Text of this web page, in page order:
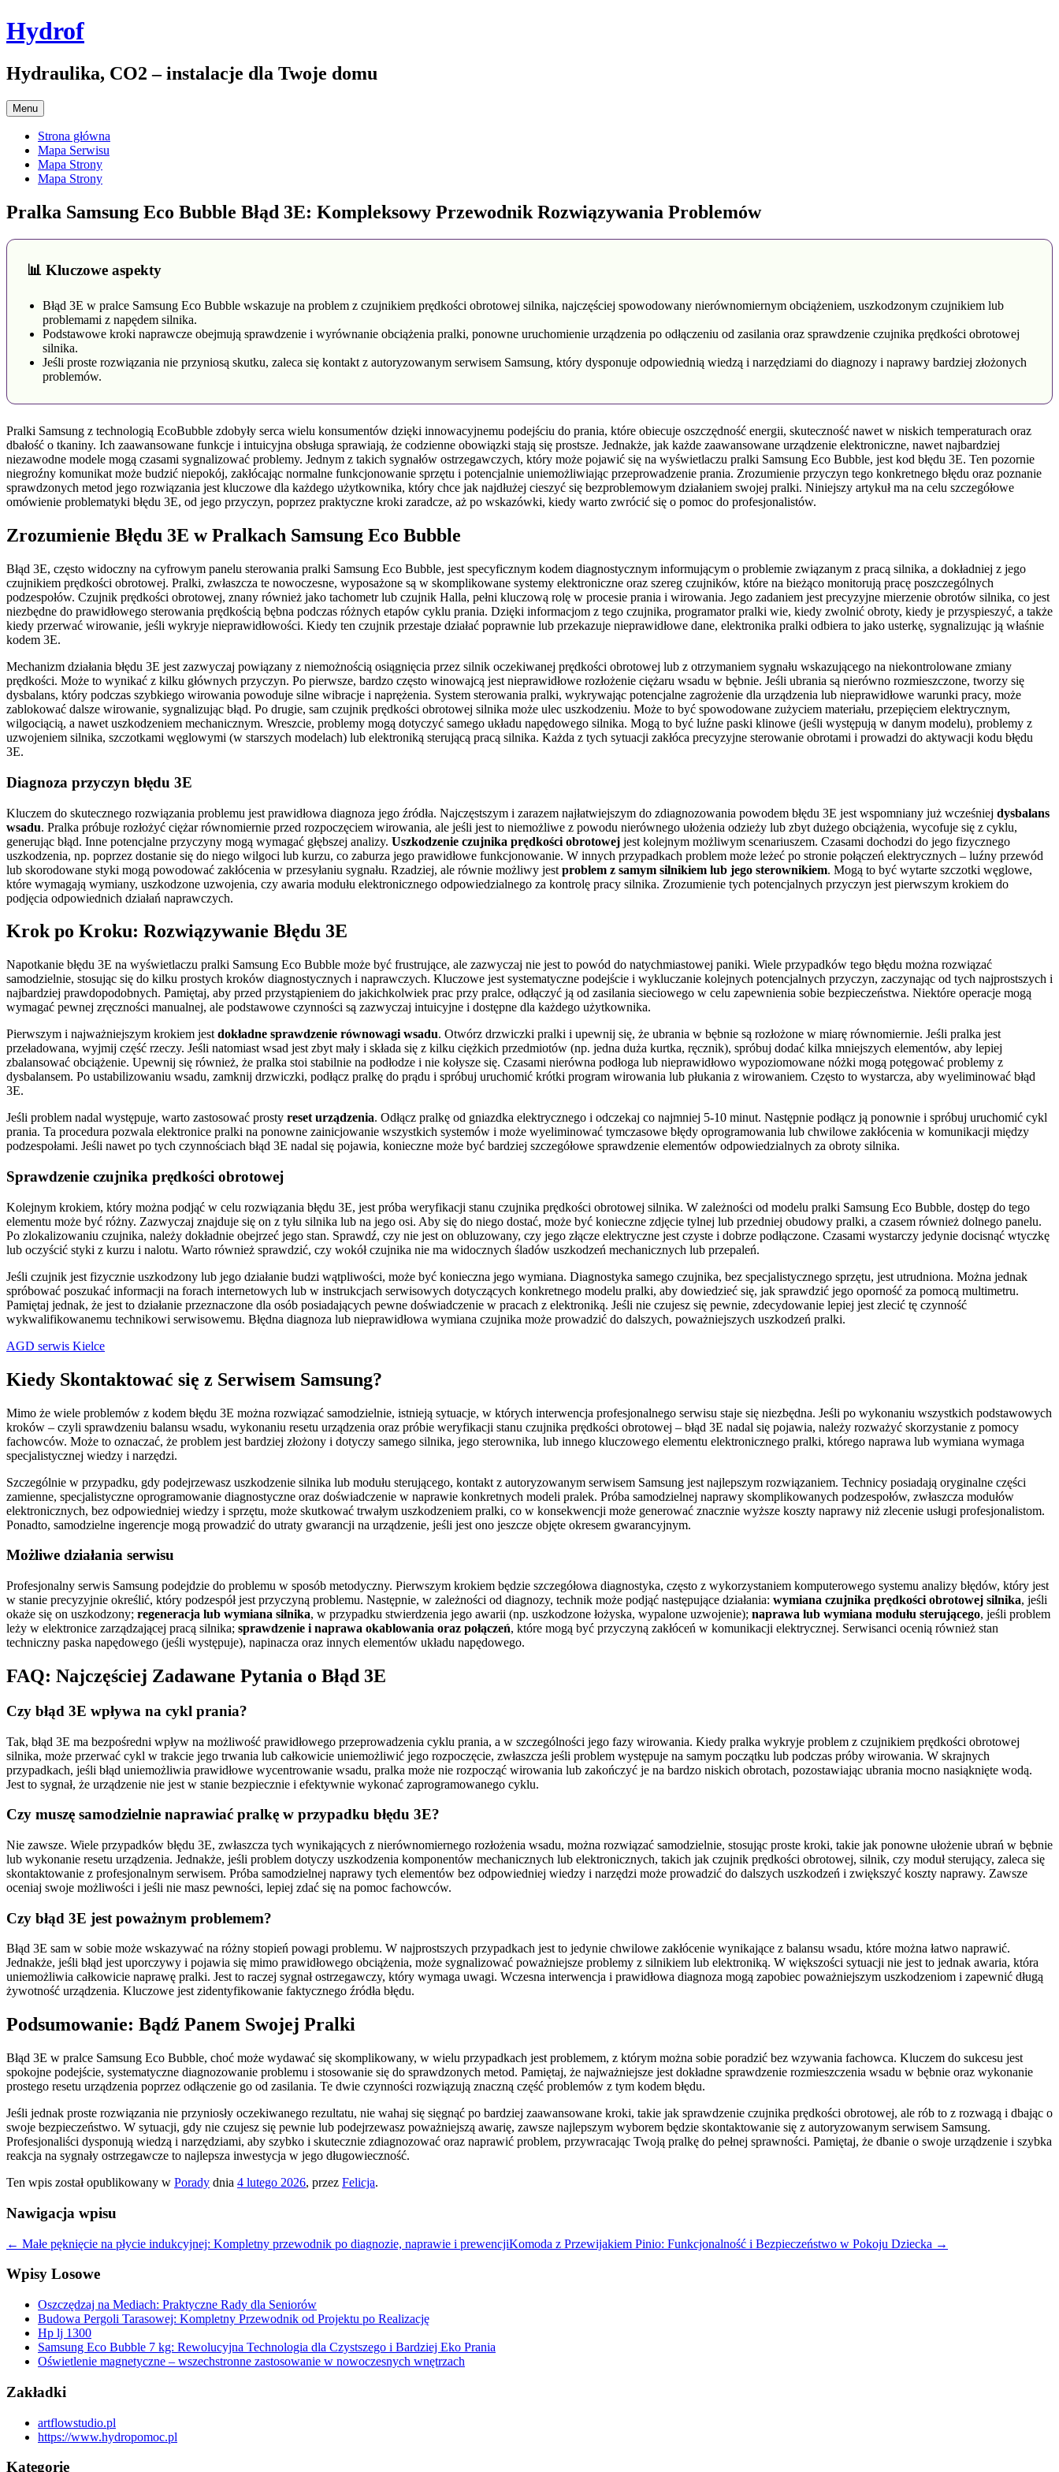
Przejdź
do
Hydrof
Hydraulika, CO2 – instalacje dla Twoje domu
Menu
Strona główna
Mapa Serwisu
Mapa Strony
Mapa Strony
Pralka Samsung Eco Bubble Błąd 3E: Kompleksowy Przewodnik Rozwiązywania Problemów
📊 Kluczowe aspekty
Błąd 3E w pralce Samsung Eco Bubble wskazuje na problem z czujnikiem prędkości obrotowej silnika, najczęściej spowodowany nierównomiernym obciążeniem, uszkodzonym czujnikiem lub
problemami z napędem silnika.
Podstawowe kroki naprawcze obejmują sprawdzenie i wyrównanie obciążenia pralki, ponowne uruchomienie urządzenia po odłączeniu od zasilania oraz sprawdzenie czujnika prędkości obrotowej
silnika.
Jeśli proste rozwiązania nie przyniosą skutku, zaleca się kontakt z autoryzowanym serwisem Samsung, który dysponuje odpowiednią wiedzą i narzędziami do diagnozy i naprawy bardziej złożonych
problemów.
Pralki Samsung z technologią EcoBubble zdobyły serca wielu konsumentów dzięki innowacyjnemu podejściu do prania, które obiecuje oszczędność energii, skuteczność nawet w niskich temperaturach oraz
dbałość o tkaniny. Ich zaawansowane funkcje i intuicyjna obsługa sprawiają, że codzienne obowiązki stają się prostsze. Jednakże, jak każde zaawansowane urządzenie elektroniczne, nawet najbardziej
niezawodne modele mogą czasami sygnalizować problemy. Jednym z takich sygnałów ostrzegawczych, który może pojawić się na wyświetlaczu pralki Samsung Eco Bubble, jest kod błędu 3E. Ten pozornie
niegroźny komunikat może budzić niepokój, zakłócając normalne funkcjonowanie sprzętu i potencjalnie uniemożliwiając przeprowadzenie prania. Zrozumienie przyczyn tego konkretnego błędu oraz poznanie
sprawdzonych metod jego rozwiązania jest kluczowe dla każdego użytkownika, który chce jak najdłużej cieszyć się bezproblemowym działaniem swojej pralki. Niniejszy artykuł ma na celu szczegółowe
omówienie problematyki błędu 3E, od jego przyczyn, poprzez praktyczne kroki zaradcze, aż po wskazówki, kiedy warto zwrócić się o pomoc do profesjonalistów.
Zrozumienie Błędu 3E w Pralkach Samsung Eco Bubble
Błąd 3E, często widoczny na cyfrowym panelu sterowania pralki Samsung Eco Bubble, jest specyficznym kodem diagnostycznym informującym o problemie związanym z pracą silnika, a dokładniej z jego
czujnikiem prędkości obrotowej. Pralki, zwłaszcza te nowoczesne, wyposażone są w skomplikowane systemy elektroniczne oraz szereg czujników, które na bieżąco monitorują pracę poszczególnych
podzespołów. Czujnik prędkości obrotowej, znany również jako tachometr lub czujnik Halla, pełni kluczową rolę w procesie prania i wirowania. Jego zadaniem jest precyzyjne mierzenie obrotów silnika, co jest
niezbędne do prawidłowego sterowania prędkością bębna podczas różnych etapów cyklu prania. Dzięki informacjom z tego czujnika, programator pralki wie, kiedy zwolnić obroty, kiedy je przyspieszyć, a także
kiedy przerwać wirowanie, jeśli wykryje nieprawidłowości. Kiedy ten czujnik przestaje działać poprawnie lub przekazuje nieprawidłowe dane, elektronika pralki odbiera to jako usterkę, sygnalizując ją właśnie
kodem 3E.
Mechanizm działania błędu 3E jest zazwyczaj powiązany z niemożnością osiągnięcia przez silnik oczekiwanej prędkości obrotowej lub z otrzymaniem sygnału wskazującego na niekontrolowane zmiany
prędkości. Może to wynikać z kilku głównych przyczyn. Po pierwsze, bardzo często winowajcą jest nieprawidłowe rozłożenie ciężaru wsadu w bębnie. Jeśli ubrania są nierówno rozmieszczone, tworzy się
dysbalans, który podczas szybkiego wirowania powoduje silne wibracje i naprężenia. System sterowania pralki, wykrywając potencjalne zagrożenie dla urządzenia lub nieprawidłowe warunki pracy, może
zablokować dalsze wirowanie, sygnalizując błąd. Po drugie, sam czujnik prędkości obrotowej silnika może ulec uszkodzeniu. Może to być spowodowane zużyciem materiału, przepięciem elektrycznym,
wilgociącią, a nawet uszkodzeniem mechanicznym. Wreszcie, problemy mogą dotyczyć samego układu napędowego silnika. Mogą to być luźne paski klinowe (jeśli występują w danym modelu), problemy z
uzwojeniem silnika, szczotkami węglowymi (w starszych modelach) lub elektroniką sterującą pracą silnika. Każda z tych sytuacji zakłóca precyzyjne sterowanie obrotami i prowadzi do aktywacji kodu błędu
3E.
Diagnoza przyczyn błędu 3E
Kluczem do skutecznego rozwiązania problemu jest prawidłowa diagnoza jego źródła. Najczęstszym i zarazem najłatwiejszym do zdiagnozowania powodem błędu 3E jest wspomniany już wcześniej dysbalans
wsadu. Pralka próbuje rozłożyć ciężar równomiernie przed rozpoczęciem wirowania, ale jeśli jest to niemożliwe z powodu nierównego ułożenia odzieży lub zbyt dużego obciążenia, wycofuje się z cyklu,
generując błąd. Inne potencjalne przyczyny mogą wymagać głębszej analizy. Uszkodzenie czujnika prędkości obrotowej jest kolejnym możliwym scenariuszem. Czasami dochodzi do jego fizycznego
uszkodzenia, np. poprzez dostanie się do niego wilgoci lub kurzu, co zaburza jego prawidłowe funkcjonowanie. W innych przypadkach problem może leżeć po stronie połączeń elektrycznych – luźny przewód
lub skorodowane styki mogą powodować zakłócenia w przesyłaniu sygnału. Rzadziej, ale równie możliwy jest problem z samym silnikiem lub jego sterownikiem. Mogą to być wytarte szczotki węglowe,
które wymagają wymiany, uszkodzone uzwojenia, czy awaria modułu elektronicznego odpowiedzialnego za kontrolę pracy silnika. Zrozumienie tych potencjalnych przyczyn jest pierwszym krokiem do
podjęcia odpowiednich działań naprawczych.
Krok po Kroku: Rozwiązywanie Błędu 3E
Napotkanie błędu 3E na wyświetlaczu pralki Samsung Eco Bubble może być frustrujące, ale zazwyczaj nie jest to powód do natychmiastowej paniki. Wiele przypadków tego błędu można rozwiązać
samodzielnie, stosując się do kilku prostych kroków diagnostycznych i naprawczych. Kluczowe jest systematyczne podejście i wykluczanie kolejnych potencjalnych przyczyn, zaczynając od tych najprostszych i
najbardziej prawdopodobnych. Pamiętaj, aby przed przystąpieniem do jakichkolwiek prac przy pralce, odłączyć ją od zasilania sieciowego w celu zapewnienia sobie bezpieczeństwa. Niektóre operacje mogą
wymagać pewnej zręczności manualnej, ale podstawowe czynności są zazwyczaj intuicyjne i dostępne dla każdego użytkownika.
Pierwszym i najważniejszym krokiem jest dokładne sprawdzenie równowagi wsadu. Otwórz drzwiczki pralki i upewnij się, że ubrania w bębnie są rozłożone w miarę równomiernie. Jeśli pralka jest
przeładowana, wyjmij część rzeczy. Jeśli natomiast wsad jest zbyt mały i składa się z kilku ciężkich przedmiotów (np. jedna duża kurtka, ręcznik), spróbuj dodać kilka mniejszych elementów, aby lepiej
zbalansować obciążenie. Upewnij się również, że pralka stoi stabilnie na podłodze i nie kołysze się. Czasami nierówna podłoga lub nieprawidłowo wypoziomowane nóżki mogą potęgować problemy z
dysbalansem. Po ustabilizowaniu wsadu, zamknij drzwiczki, podłącz pralkę do prądu i spróbuj uruchomić krótki program wirowania lub płukania z wirowaniem. Często to wystarcza, aby wyeliminować błąd
3E.
Jeśli problem nadal występuje, warto zastosować prosty reset urządzenia. Odłącz pralkę od gniazdka elektrycznego i odczekaj co najmniej 5-10 minut. Następnie podłącz ją ponownie i spróbuj uruchomić cykl
prania. Ta procedura pozwala elektronice pralki na ponowne zainicjowanie wszystkich systemów i może wyeliminować tymczasowe błędy oprogramowania lub chwilowe zakłócenia w komunikacji między
podzespołami. Jeśli nawet po tych czynnościach błąd 3E nadal się pojawia, konieczne może być bardziej szczegółowe sprawdzenie elementów odpowiedzialnych za obroty silnika.
Sprawdzenie czujnika prędkości obrotowej
Kolejnym krokiem, który można podjąć w celu rozwiązania błędu 3E, jest próba weryfikacji stanu czujnika prędkości obrotowej silnika. W zależności od modelu pralki Samsung Eco Bubble, dostęp do tego
elementu może być różny. Zazwyczaj znajduje się on z tyłu silnika lub na jego osi. Aby się do niego dostać, może być konieczne zdjęcie tylnej lub przedniej obudowy pralki, a czasem również dolnego panelu.
Po zlokalizowaniu czujnika, należy dokładnie obejrzeć jego stan. Sprawdź, czy nie jest on obluzowany, czy jego złącze elektryczne jest czyste i dobrze podłączone. Czasami wystarczy jedynie docisnąć wtyczkę
lub oczyścić styki z kurzu i nalotu. Warto również sprawdzić, czy wokół czujnika nie ma widocznych śladów uszkodzeń mechanicznych lub przepaleń.
Jeśli czujnik jest fizycznie uszkodzony lub jego działanie budzi wątpliwości, może być konieczna jego wymiana. Diagnostyka samego czujnika, bez specjalistycznego sprzętu, jest utrudniona. Można jednak
spróbować poszukać informacji na forach internetowych lub w instrukcjach serwisowych dotyczących konkretnego modelu pralki, aby dowiedzieć się, jak sprawdzić jego oporność za pomocą multimetru.
Pamiętaj jednak, że jest to działanie przeznaczone dla osób posiadających pewne doświadczenie w pracach z elektroniką. Jeśli nie czujesz się pewnie, zdecydowanie lepiej jest zlecić tę czynność
wykwalifikowanemu technikowi serwisowemu. Błędna diagnoza lub nieprawidłowa wymiana czujnika może prowadzić do dalszych, poważniejszych uszkodzeń pralki.
AGD serwis Kielce
Kiedy Skontaktować się z Serwisem Samsung?
Mimo że wiele problemów z kodem błędu 3E można rozwiązać samodzielnie, istnieją sytuacje, w których interwencja profesjonalnego serwisu staje się niezbędna. Jeśli po wykonaniu wszystkich podstawowych
kroków – czyli sprawdzeniu balansu wsadu, wykonaniu resetu urządzenia oraz próbie weryfikacji stanu czujnika prędkości obrotowej – błąd 3E nadal się pojawia, należy rozważyć skorzystanie z pomocy
fachowców. Może to oznaczać, że problem jest bardziej złożony i dotyczy samego silnika, jego sterownika, lub innego kluczowego elementu elektronicznego pralki, którego naprawa lub wymiana wymaga
specjalistycznej wiedzy i narzędzi.
Szczególnie w przypadku, gdy podejrzewasz uszkodzenie silnika lub modułu sterującego, kontakt z autoryzowanym serwisem Samsung jest najlepszym rozwiązaniem. Technicy posiadają oryginalne części
zamienne, specjalistyczne oprogramowanie diagnostyczne oraz doświadczenie w naprawie konkretnych modeli pralek. Próba samodzielnej naprawy skomplikowanych podzespołów, zwłaszcza modułów
elektronicznych, bez odpowiedniej wiedzy i sprzętu, może skutkować trwałym uszkodzeniem pralki, co w konsekwencji może generować znacznie wyższe koszty naprawy niż zlecenie usługi profesjonalistom.
Ponadto, samodzielne ingerencje mogą prowadzić do utraty gwarancji na urządzenie, jeśli jest ono jeszcze objęte okresem gwarancyjnym.
Możliwe działania serwisu
Profesjonalny serwis Samsung podejdzie do problemu w sposób metodyczny. Pierwszym krokiem będzie szczegółowa diagnostyka, często z wykorzystaniem komputerowego systemu analizy błędów, który jest
w stanie precyzyjnie określić, który podzespół jest przyczyną problemu. Następnie, w zależności od diagnozy, technik może podjąć następujące działania: wymiana czujnika prędkości obrotowej silnika, jeśli
okaże się on uszkodzony; regeneracja lub wymiana silnika, w przypadku stwierdzenia jego awarii (np. uszkodzone łożyska, wypalone uzwojenie); naprawa lub wymiana modułu sterującego, jeśli problem
leży w elektronice zarządzającej pracą silnika; sprawdzenie i naprawa okablowania oraz połączeń, które mogą być przyczyną zakłóceń w komunikacji elektrycznej. Serwisanci ocenią również stan
techniczny paska napędowego (jeśli występuje), napinacza oraz innych elementów układu napędowego.
FAQ: Najczęściej Zadawane Pytania o Błąd 3E
Czy błąd 3E wpływa na cykl prania?
Tak, błąd 3E ma bezpośredni wpływ na możliwość prawidłowego przeprowadzenia cyklu prania, a w szczególności jego fazy wirowania. Kiedy pralka wykryje problem z czujnikiem prędkości obrotowej
silnika, może przerwać cykl w trakcie jego trwania lub całkowicie uniemożliwić jego rozpoczęcie, zwłaszcza jeśli problem występuje na samym początku lub podczas próby wirowania. W skrajnych
przypadkach, jeśli błąd uniemożliwia prawidłowe wycentrowanie wsadu, pralka może nie rozpocząć wirowania lub zakończyć je na bardzo niskich obrotach, pozostawiając ubrania mocno nasiąknięte wodą.
Jest to sygnał, że urządzenie nie jest w stanie bezpiecznie i efektywnie wykonać zaprogramowanego cyklu.
Czy muszę samodzielnie naprawiać pralkę w przypadku błędu 3E?
Nie zawsze. Wiele przypadków błędu 3E, zwłaszcza tych wynikających z nierównomiernego rozłożenia wsadu, można rozwiązać samodzielnie, stosując proste kroki, takie jak ponowne ułożenie ubrań w bębnie
lub wykonanie resetu urządzenia. Jednakże, jeśli problem dotyczy uszkodzenia komponentów mechanicznych lub elektronicznych, takich jak czujnik prędkości obrotowej, silnik, czy moduł sterujący, zaleca się
skontaktowanie z profesjonalnym serwisem. Próba samodzielnej naprawy tych elementów bez odpowiedniej wiedzy i narzędzi może prowadzić do dalszych uszkodzeń i zwiększyć koszty naprawy. Zawsze
oceniaj swoje możliwości i jeśli nie masz pewności, lepiej zdać się na pomoc fachowców.
Czy błąd 3E jest poważnym problemem?
Błąd 3E sam w sobie może wskazywać na różny stopień powagi problemu. W najprostszych przypadkach jest to jedynie chwilowe zakłócenie wynikające z balansu wsadu, które można łatwo naprawić.
Jednakże, jeśli błąd jest uporczywy i pojawia się mimo prawidłowego obciążenia, może sygnalizować poważniejsze problemy z silnikiem lub elektroniką. W większości sytuacji nie jest to jednak awaria, która
uniemożliwia całkowicie naprawę pralki. Jest to raczej sygnał ostrzegawczy, który wymaga uwagi. Wczesna interwencja i prawidłowa diagnoza mogą zapobiec poważniejszym uszkodzeniom i zapewnić długą
żywotność urządzenia. Kluczowe jest zidentyfikowanie faktycznego źródła błędu.
Podsumowanie: Bądź Panem Swojej Pralki
Błąd 3E w pralce Samsung Eco Bubble, choć może wydawać się skomplikowany, w wielu przypadkach jest problemem, z którym można sobie poradzić bez wzywania fachowca. Kluczem do sukcesu jest
spokojne podejście, systematyczne diagnozowanie problemu i stosowanie się do sprawdzonych metod. Pamiętaj, że najważniejsze jest dokładne sprawdzenie rozmieszczenia wsadu w bębnie oraz wykonanie
prostego resetu urządzenia poprzez odłączenie go od zasilania. Te dwie czynności rozwiązują znaczną część problemów z tym kodem błędu.
Jeśli jednak proste rozwiązania nie przyniosły oczekiwanego rezultatu, nie wahaj się sięgnąć po bardziej zaawansowane kroki, takie jak sprawdzenie czujnika prędkości obrotowej, ale rób to z rozwagą i dbając o
swoje bezpieczeństwo. W sytuacji, gdy nie czujesz się pewnie lub podejrzewasz poważniejszą awarię, zawsze najlepszym wyborem będzie skontaktowanie się z autoryzowanym serwisem Samsung.
Profesjonaliści dysponują wiedzą i narzędziami, aby szybko i skutecznie zdiagnozować oraz naprawić problem, przywracając Twoją pralkę do pełnej sprawności. Pamiętaj, że dbanie o swoje urządzenie i szybka
reakcja na sygnały ostrzegawcze to najlepsza inwestycja w jego długowieczność.
Ten wpis został opublikowany w Porady dnia 4 lutego 2026, przez Felicja.
Nawigacja wpisu
← Małe pęknięcie na płycie indukcyjnej: Kompletny przewodnik po diagnozie, naprawie i prewencjiKomoda z Przewijakiem Pinio: Funkcjonalność i Bezpieczeństwo w Pokoju Dziecka →
Wpisy Losowe
Oszczędzaj na Mediach: Praktyczne Rady dla Seniorów
Budowa Pergoli Tarasowej: Kompletny Przewodnik od Projektu po Realizację
Hp lj 1300
Samsung Eco Bubble 7 kg: Rewolucyjna Technologia dla Czystszego i Bardziej Eko Prania
Oświetlenie magnetyczne – wszechstronne zastosowanie w nowoczesnych wnętrzach
Zakładki
artflowstudio.pl
https://www.hydropomoc.pl
Kategorie